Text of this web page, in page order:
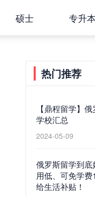
硕士 专升
热门推荐
【鼎程留学】
学校汇总
2024-05-09
俄罗斯留学到
用低、可免学
给生活补贴！